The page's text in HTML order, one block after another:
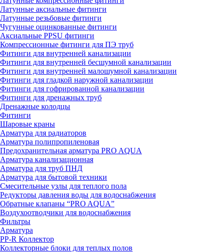
Латунные аксиальные фитинги
Латунные резьбовые фитинги
Чугунные оцинкованные фитинги
Аксиальные PPSU фитинги
Компрессионные фитинги для ПЭ труб
Фитинги для внутренней канализации
Фитинги для внутренней бесшумной канализации
Фитинги для внутренней малошумной канализации
Фитинги для гладкой наружной канализации
Фитинги для гофрированной канализации
Фитинги для дренажных труб
Дренажные колодцы
Фитинги
Шаровые краны
Арматура для радиаторов
Арматура полипропиленовая
Предохранительная арматура PRO AQUA
Арматура канализационная
Арматура для труб ПНД
Арматура для бытовой техники
Смесительные узлы для теплого пола
Редукторы давления воды для водоснабжения
Обратные клапаны “PRO AQUA”
Воздухоотводчики для водоснабжения
Фильтры
Арматура
PP-R Коллектор
Коллекторные блоки для теплых полов